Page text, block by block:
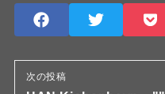
次の投稿